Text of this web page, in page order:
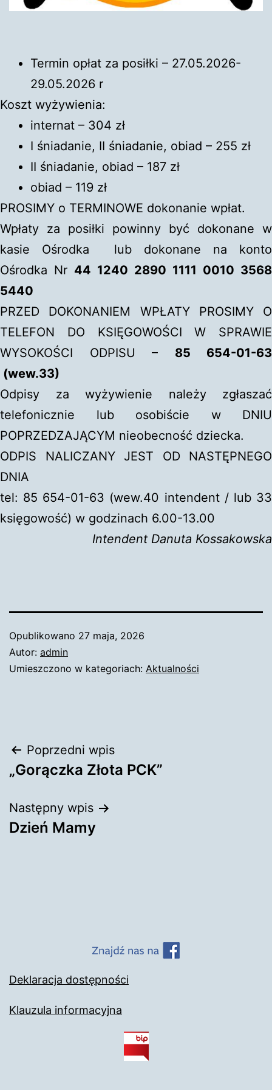
Termin opłat za posiłki – 27.05.2026-
29.05.2026 r
Koszt wyżywienia:
internat – 304 zł
I śniadanie, II śniadanie, obiad – 255 zł
II śniadanie, obiad – 187 zł
obiad – 119 zł
PROSIMY o TERMINOWE dokonanie wpłat.
Wpłaty za posiłki powinny być dokonane w
kasie Ośrodka lub dokonane na konto
Ośrodka Nr 44 1240 2890 1111 0010 3568
5440
PRZED DOKONANIEM WPŁATY PROSIMY O
TELEFON DO KSIĘGOWOŚCI W SPRAWIE
WYSOKOŚCI ODPISU – 85 654-01-63
(wew.33)
Odpisy za wyżywienie należy zgłaszać
telefonicznie lub osobiście w DNIU
POPRZEDZAJĄCYM nieobecność dziecka.
ODPIS NALICZANY JEST OD NASTĘPNEGO
DNIA
tel: 85 654-01-63 (wew.40 intendent / lub 33
księgowość) w godzinach 6.00-13.00
Intendent Danuta Kossakowska
Opublikowano 27 maja, 2026
Autor: admin
Umieszczono w kategoriach: Aktualności
Nawigacja
wpisu
Poprzedni wpis
„Gorączka Złota PCK”
Następny wpis
Dzień Mamy
Deklaracja dostępności
Klauzula informacyjna